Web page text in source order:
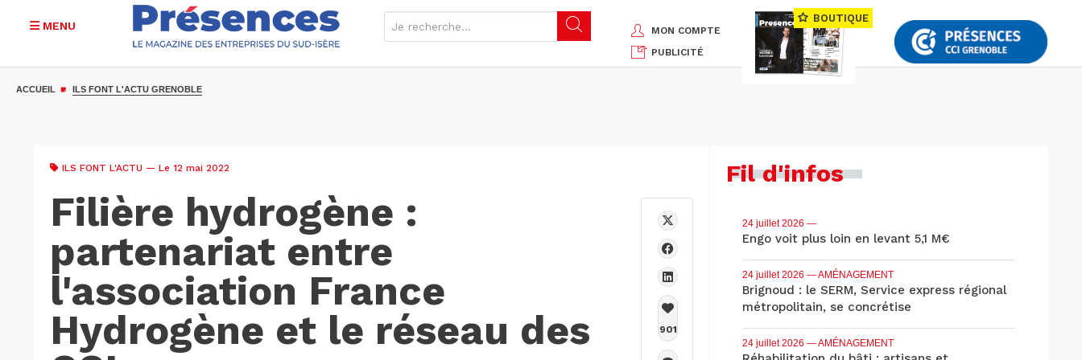
MENU
MON COMPTE
PUBLICITÉ
BOUTIQUE
ACCUEIL ILS FONT L'ACTU GRENOBLE
ILS FONT L'ACTU — Le 12 mai 2022
Filière hydrogène :
partenariat entre
l'association France
Hydrogène et le réseau des
901
Fil d'infos
24 juillet 2026 —
Engo voit plus loin en levant 5,1 M€
24 juillet 2026 — AMÉNAGEMENT
Brignoud : le SERM, Service express régional
métropolitain, se concrétise
24 juillet 2026 — AMÉNAGEMENT